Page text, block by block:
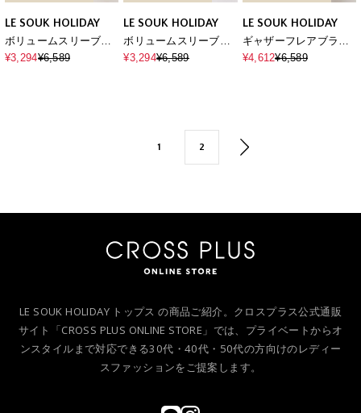
LE SOUK HOLIDAY
ボリュームスリーブプ
ルオーバー
¥3,294¥6,589
LE SOUK HOLIDAY
ボリュームスリーブプ
ルオーバー
¥3,294¥6,589
LE SOUK HOLIDAY
ギャザーフレアブラウ
ス
¥4,612¥6,589
1 2
LE SOUK HOLIDAY トップス の商品ご紹介。クロスプラス公式通販
サイト「CROSS PLUS ONLINE STORE」では、プライベートからオ
ンスタイルまで対応できる30代・40代・50代の方向けのレディー
スファッションをご提案します。